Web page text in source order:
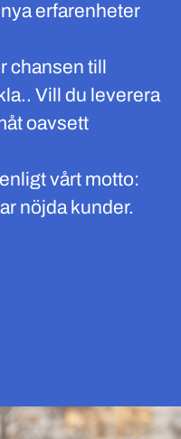
erfarenheter
chansen till
Vill du leverera
oavsett
vårt motto:
nöjda kunder.